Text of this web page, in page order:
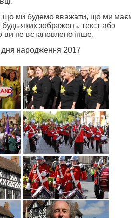
що ми будемо вважати, що ми
яких зображень, текст або
не встановлено інше.
дня народження 2017